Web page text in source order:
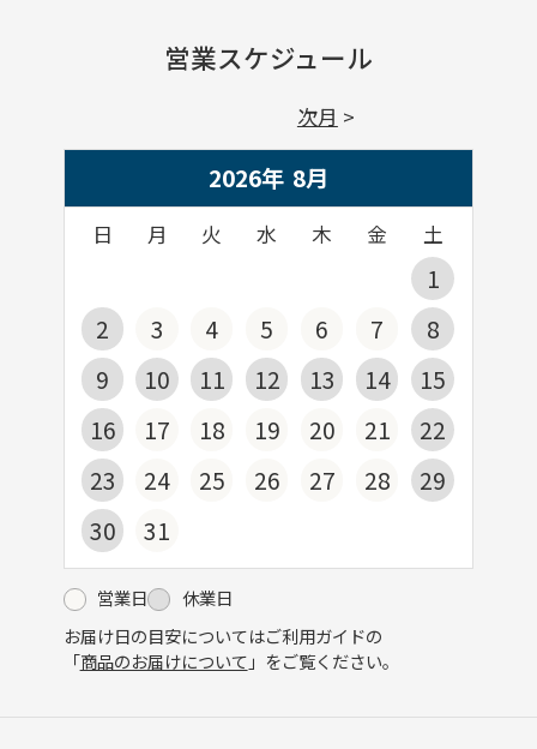
営業スケジュール
2026年 8月
日 月 火 水 木 金 土
1
2
3 4 5 6 7
8
9
10 11 12 13 14
15
16
17 18 19 20 21
22
23
24 25 26 27 28
29
30
31
次月
営業日
休業日
お届け日の目安についてはご利用ガイドの
「商品のお届けについて 」をご覧ください。